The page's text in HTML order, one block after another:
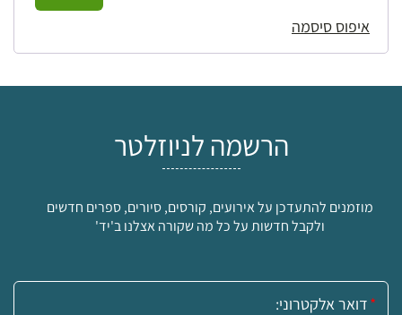
איפוס סיסמה
הרשמה לניוזלטר
מוזמנים להתעדכן על אירועים, קורסים, סיורים, ספרים חדשים
ולקבל חדשות על כל מה שקורה אצלנו ב'יד'
אימייל: